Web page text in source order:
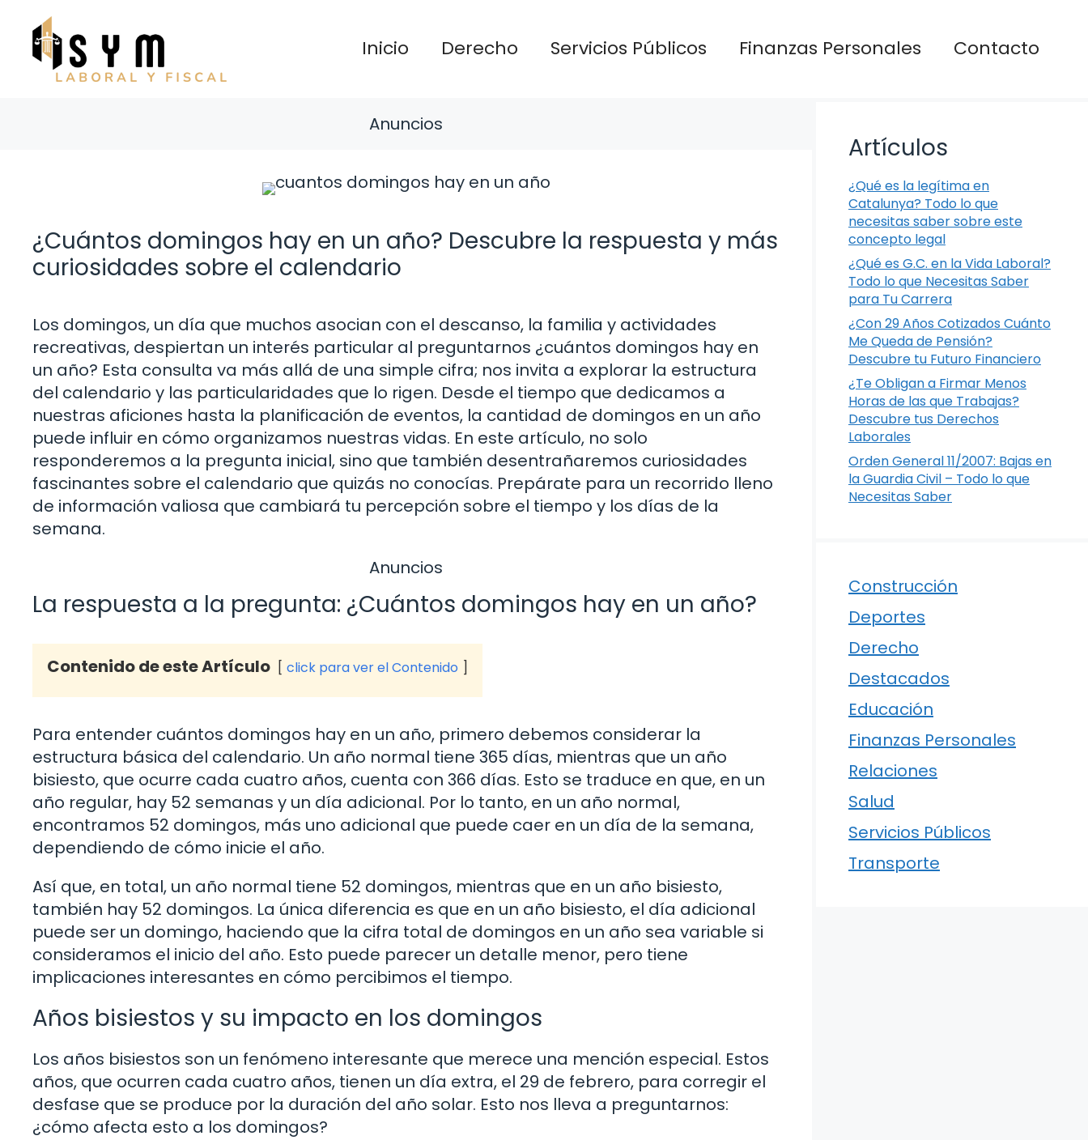
contenido
Inicio Derecho Servicios Públicos Finanzas Personales Contacto
Anuncios
¿Cuántos domingos hay en un año? Descubre la respuesta y más
curiosidades sobre el calendario
Los domingos, un día que muchos asocian con el descanso, la familia y actividades
recreativas, despiertan un interés particular al preguntarnos ¿cuántos domingos hay en
un año? Esta consulta va más allá de una simple cifra; nos invita a explorar la estructura
del calendario y las particularidades que lo rigen. Desde el tiempo que dedicamos a
nuestras aficiones hasta la planificación de eventos, la cantidad de domingos en un año
puede influir en cómo organizamos nuestras vidas. En este artículo, no solo
responderemos a la pregunta inicial, sino que también desentrañaremos curiosidades
fascinantes sobre el calendario que quizás no conocías. Prepárate para un recorrido lleno
de información valiosa que cambiará tu percepción sobre el tiempo y los días de la
semana.
Anuncios
La respuesta a la pregunta: ¿Cuántos domingos hay en un año?
Contenido de este Artículo click para ver el Contenido
Para entender cuántos domingos hay en un año, primero debemos considerar la
estructura básica del calendario. Un año normal tiene 365 días, mientras que un año
bisiesto, que ocurre cada cuatro años, cuenta con 366 días. Esto se traduce en que, en un
año regular, hay 52 semanas y un día adicional. Por lo tanto, en un año normal,
encontramos 52 domingos, más uno adicional que puede caer en un día de la semana,
dependiendo de cómo inicie el año.
Así que, en total, un año normal tiene 52 domingos, mientras que en un año bisiesto,
también hay 52 domingos. La única diferencia es que en un año bisiesto, el día adicional
puede ser un domingo, haciendo que la cifra total de domingos en un año sea variable si
consideramos el inicio del año. Esto puede parecer un detalle menor, pero tiene
implicaciones interesantes en cómo percibimos el tiempo.
Años bisiestos y su impacto en los domingos
Los años bisiestos son un fenómeno interesante que merece una mención especial. Estos
años, que ocurren cada cuatro años, tienen un día extra, el 29 de febrero, para corregir el
desfase que se produce por la duración del año solar. Esto nos lleva a preguntarnos:
¿cómo afecta esto a los domingos?
Artículos
¿Qué es la legítima en
Catalunya? Todo lo que
necesitas saber sobre este
concepto legal
¿Qué es G.C. en la Vida Laboral?
Todo lo que Necesitas Saber
para Tu Carrera
¿Con 29 Años Cotizados Cuánto
Me Queda de Pensión?
Descubre tu Futuro Financiero
¿Te Obligan a Firmar Menos
Horas de las que Trabajas?
Descubre tus Derechos
Laborales
Orden General 11/2007: Bajas en
la Guardia Civil – Todo lo que
Necesitas Saber
Construcción
Deportes
Derecho
Destacados
Educación
Finanzas Personales
Relaciones
Salud
Servicios Públicos
Transporte